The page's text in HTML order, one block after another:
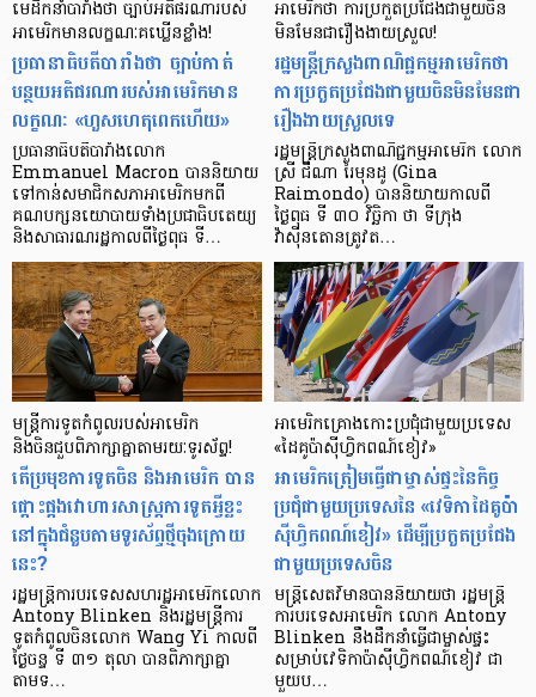
មេដឹកនាំបារាំងថា ច្បាប់អតិផរណារបស់
អាមេរិកមានលក្ខណៈគឃ្លើនខ្លាំង!
ប្រធានាធិបតីបារាំងថា ច្បាប់កាត់
បន្ថយអតិផរណារបស់អាមេរិកមាន
លក្ខណៈ «ហួសហេតុពេកហើយ»
ប្រធានាធិបតីបារាំងលោក
Emmanuel Macron បាននិយាយ
ទៅកាន់សមាជិកសភាអាមេរិកមកពី
គណបក្សនយោបាយទាំងប្រជាធិបតេយ្យ
និងសាធារណរដ្ឋកាលពីថ្ងៃពុធ ទី…
អាមេរិកថា ការប្រកួតប្រជែងជាមួយចិន
មិនមែនជារឿងងាយស្រួល!
រដ្ឋមន្ត្រីក្រសួងពាណិជ្ជកម្មអាមេរិកថា
ការប្រកួតប្រជែងជាមួយចិនមិនមែនជា
រឿងងាយស្រួលទេ
រដ្ឋមន្ត្រីក្រសួងពាណិជ្ជកម្មអាមេរិក លោក
ស្រី ជីណា រៃមុនដូ (Gina
Raimondo) បាននិយាយកាលពី
ថ្ងៃពុធ ទី ៣០ វិច្ឆិកា ថា ទីក្រុង
វ៉ាស៊ីនតោនត្រូវត…
មន្ត្រីការទូតកំពូលរបស់អាមេរិក
និងចិនជួបពិភាក្សាគ្នាតាមរយៈទូរស័ព្ទ!
តើប្រមុខការទូតចិន និងអាមេរិក បាន
ផ្ដោះផ្ដងវោហារសាស្ត្រការទូតអ្វីខ្លះ
នៅក្នុងជំនួបតាមទូរស័ព្ទថ្មីចុងក្រោយ
នេះ?
រដ្ឋមន្ត្រីការបរទេសសហរដ្ឋអាមេរិកលោក
Antony Blinken និងរដ្ឋមន្ត្រីការ
ទូតកំពូលចិនលោក Wang Yi កាលពី
ថ្ងៃចន្ទ ទី ៣១ តុលា បានពិភាក្សាគ្នា
តាមទ…
អាមេរិកគ្រោងកោះប្រជុំជាមួយប្រទេស
«ដៃគូប៉ាស៊ីហ្វិកពណ៍ខៀវ»
អាមេរិកត្រៀមធ្វើជាម្ចាស់ផ្ទះនៃកិច្ច
ប្រជុំជាមួយប្រទេសនៃ «វេទិកាដៃគូប៉ា
ស៊ីហ្វិកពណ៍ខៀវ» ដើម្បីប្រកួតប្រជែង
ជាមួយប្រទេសចិន
មន្ត្រីសេតវិមានបាននិយាយថា រដ្ឋមន្ត្រី
ការបរទេសអាមេរិក លោក Antony
Blinken នឹងដឹកនាំធ្វើជាម្ចាស់ផ្ទះ
សម្រាប់វេទិកាប៉ាស៊ីហ្វិកពណ៍ខៀវ ជា
មួយប…